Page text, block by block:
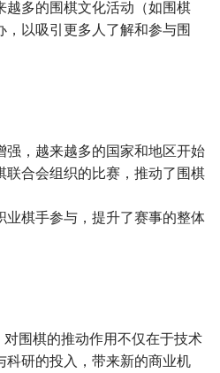
越多的围棋文化活动（如围棋
以吸引更多人了解和参与围
强，越来越多的国家和地区开始
联合会组织的比赛，推动了围棋
业棋手参与，提升了赛事的整体
围棋的推动作用不仅在于技术
科研的投入，带来新的商业机